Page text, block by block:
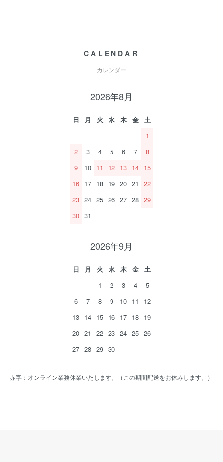
CALENDAR
カレンダー
2026年8月
日 月 火 水 木 金
土
1
2
3 4 5 6 7
8
9
10 11 12 13 14 15
16 17 18 19 20 21
22
23 24 25 26 27 28 29
30 31
2026年9月
日 月 火 水 木 金
土
1
2 3 4
5
6
7 8 9 10 11
12
13 14 15 16 17 18 19
20 21 22 23 24 25 26
27 28 29 30
赤字：オンライン業務休業いたします。（この期間配送をお休みします。）